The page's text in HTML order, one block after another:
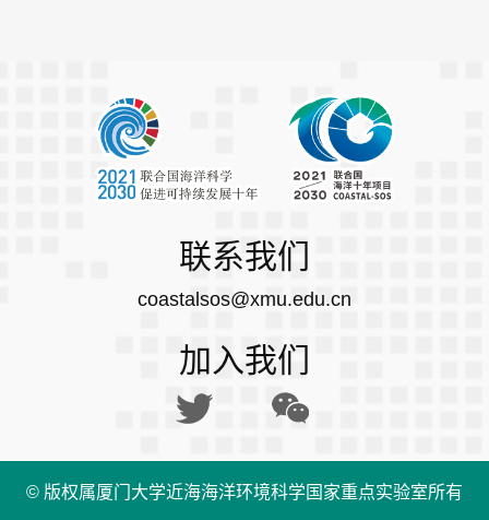
联系我们
coastalsos@xmu.edu.cn
加入我们
© 版权属厦门大学近海海洋环境科学国家重点实验室所有